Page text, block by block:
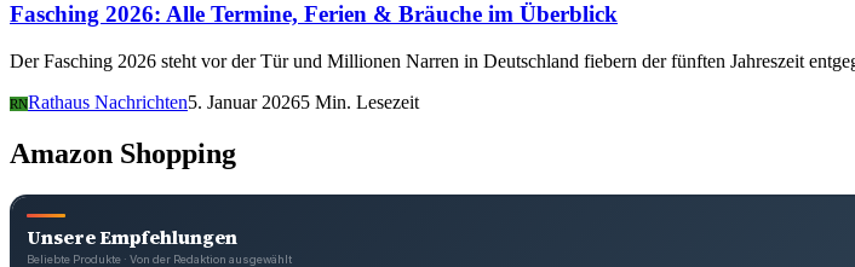
Fasching 2026: Alle Termine, Ferien & Bräuche im Überblick
Der Fasching 2026 steht vor der Tür und Millionen Narren in Deutschland fiebern der fünften Jahreszeit
RNRathaus Nachrichten5. Januar 20265 Min. Lesezeit
Amazon Shopping
Unsere Empfehlungen
Beliebte Produkte · Von der Redaktion ausgewählt